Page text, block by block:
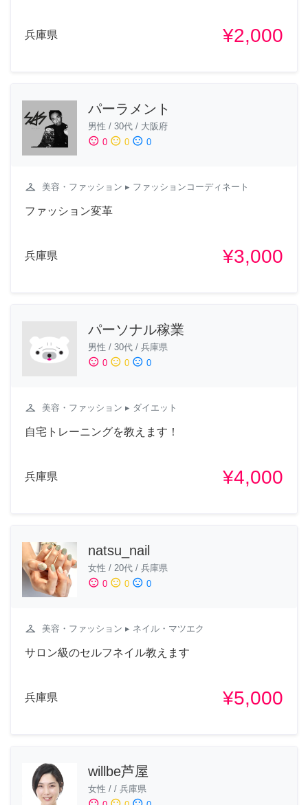
兵庫県 ¥2,000
パーラメント
男性 / 30代 / 大阪府
sentiment_satisfied 0 sentiment_neutral 0 sentiment_dissatisfied 0
checkroom 美容・ファッション ▸ ファッションコーディネート
ファッション変革
兵庫県 ¥3,000
パーソナル稼業
男性 / 30代 / 兵庫県
sentiment_satisfied 0 sentiment_neutral 0 sentiment_dissatisfied 0
checkroom 美容・ファッション ▸ ダイエット
自宅トレーニングを教えます！
兵庫県 ¥4,000
natsu_nail
女性 / 20代 / 兵庫県
sentiment_satisfied 0 sentiment_neutral 0 sentiment_dissatisfied 0
checkroom 美容・ファッション ▸ ネイル・マツエク
サロン級のセルフネイル教えます
兵庫県 ¥5,000
willbe芦屋
女性 / / 兵庫県